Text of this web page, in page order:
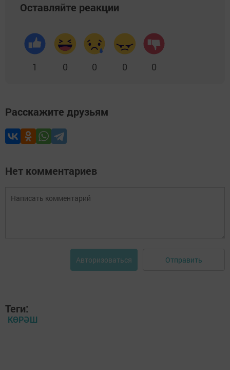
Оставляйте реакции
1 0 0 0 0
Расскажите друзьям
Нет комментариев
Авторизоваться Отправить
Теги:
КӨРӘШ